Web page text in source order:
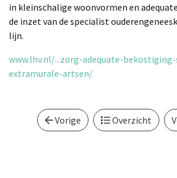
in kleinschalige woonvormen en
de inzet van de specialist
lijn.
www.lhv.nl/...zorg-adequate-
extramurale-artsen/
Vorige Overzicht